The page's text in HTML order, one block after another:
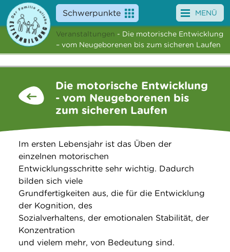
Schwerpunkte
Angebote
News
Suche
MENÜ
Veranstaltungen - Die motorische Entwicklung
– vom Neugeborenen bis zum sicheren Laufen
Die motorische Entwicklung
- vom Neugeborenen bis
zum sicheren Laufen
Im ersten Lebensjahr ist das Üben der
einzelnen motorischen
Entwicklungsschritte sehr wichtig. Dadurch
bilden sich viele
Grundfertigkeiten aus, die für die Entwicklung
der Kognition, des
Sozialverhaltens, der emotionalen Stabilität, der
Konzentration
und vielem mehr, von Bedeutung sind.